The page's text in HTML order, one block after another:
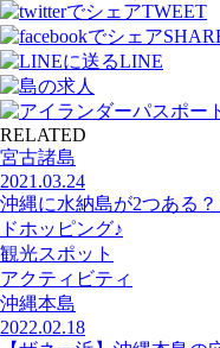
TWEET
LINE
RELATED
宮古諸島
2021.03.24
沖縄に水納島が2つある
ドホッピング♪
観光スポット
アクティビティ
沖縄本島
2022.02.18